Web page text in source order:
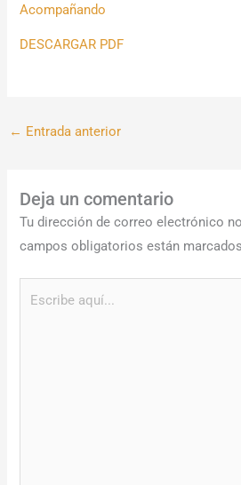
Acompañando
DESCARGAR PDF
← Entrada anterior
Deja un comentario
Tu dirección de correo electrónico
campos obligatorios están